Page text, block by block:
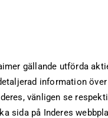
gällande utförda
information
vänligen se
sida på Inderes